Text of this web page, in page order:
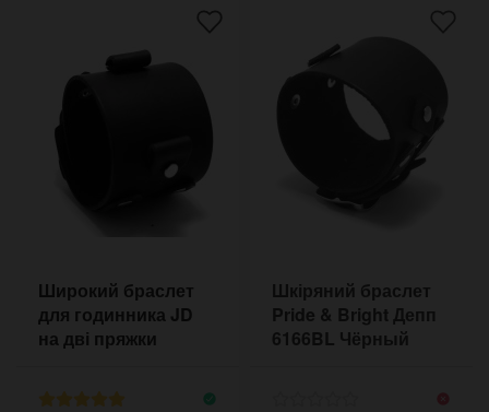
Широкий браслет
для годинника JD
на дві пряжки
Шкіряний браслет
Pride & Bright Депп
6166BL Чёрный